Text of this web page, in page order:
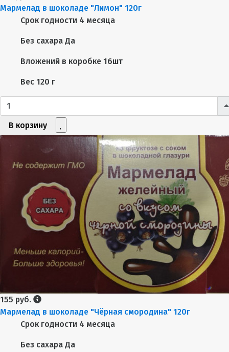
Мармелад в шоколаде "Лимон" 120г
Срок годности 4 месяца
Без сахара Да
Вложений в коробке 16шт
Вес 120 г
В корзину
155 руб.
Мармелад в шоколаде "Чёрная смородина" 120г
Срок годности 4 месяца
Без сахара Да